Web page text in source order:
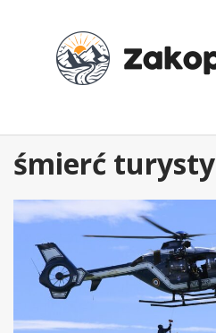
śmierć turysty